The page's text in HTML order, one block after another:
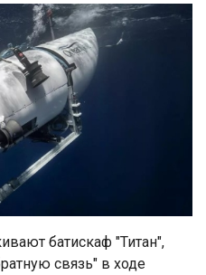
батискаф "Титан",
связь" в ходе